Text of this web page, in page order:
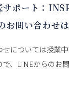
サポート：
お問い合わせ
せについては授業
、LINEからのお